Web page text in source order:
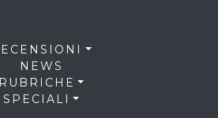
NEWS
RUBRICHE
SPECIALI